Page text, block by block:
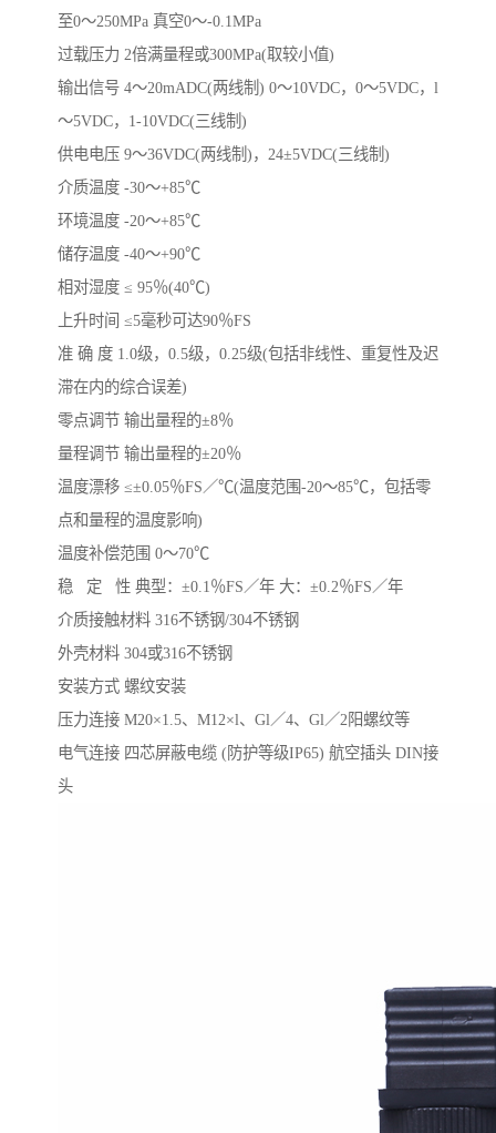
至0～250MPa 真空0～-0.1MPa
过载压力 2倍满量程或300MPa(取较小值)
输出信号 4～20mADC(两线制) 0～10VDC，0～5VDC，l
～5VDC，1-10VDC(三线制)
供电电压 9～36VDC(两线制)，24±5VDC(三线制)
介质温度 -30～+85℃
环境温度 -20～+85℃
储存温度 -40～+90℃
相对湿度 ≤ 95％(40℃)
上升时间 ≤5毫秒可达90％FS
准 确 度 1.0级，0.5级，0.25级(包括非线性、重复性及迟
滞在内的综合误差)
零点调节 输出量程的±8％
量程调节 输出量程的±20％
温度漂移 ≤±0.05％FS／℃(温度范围-20～85℃，包括零
点和量程的温度影响)
温度补偿范围 0～70℃
稳 定 性 典型：±0.1％FS／年 大：±0.2％FS／年
介质接触材料 316不锈钢/304不锈钢
外壳材料 304或316不锈钢
安装方式 螺纹安装
压力连接 M20×1.5、M12×l、Gl／4、Gl／2阳螺纹等
电气连接 四芯屏蔽电缆 (防护等级IP65) 航空插头 DIN接
头